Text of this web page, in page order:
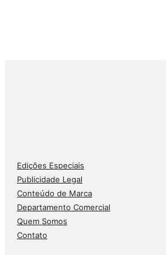
Edições Especiais
Publicidade Legal
Conteúdo de Marca
Departamento Comercial
Quem Somos
Contato